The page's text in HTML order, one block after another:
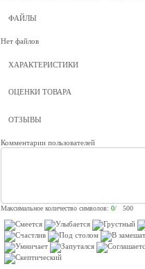
ФАЙЛЫ
Нет файлов
ХАРАКТЕРИСТИКИ
ОЦЕНКИ ТОВАРА
ОТЗЫВЫ
Комментарии пользователей
Максимальное количество символов: 0/ 500